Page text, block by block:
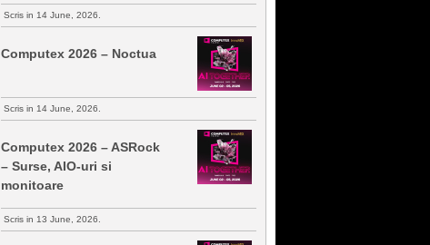
Scris in 14 June, 2026.
Computex 2026 – Noctua
Scris in 14 June, 2026.
Computex 2026 – ASRock
– Surse, AIO-uri si
monitoare
Scris in 13 June, 2026.